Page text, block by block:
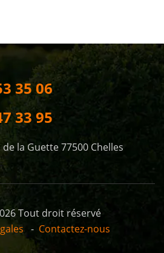
35 06
33 95
la Guette 77500 Chelles
Tout droit réservé
- Contactez-nous